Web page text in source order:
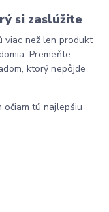
si zaslúžite
viac než len produkt
Premeňte
ktorý nepôjde
očiam tú najlepšiu